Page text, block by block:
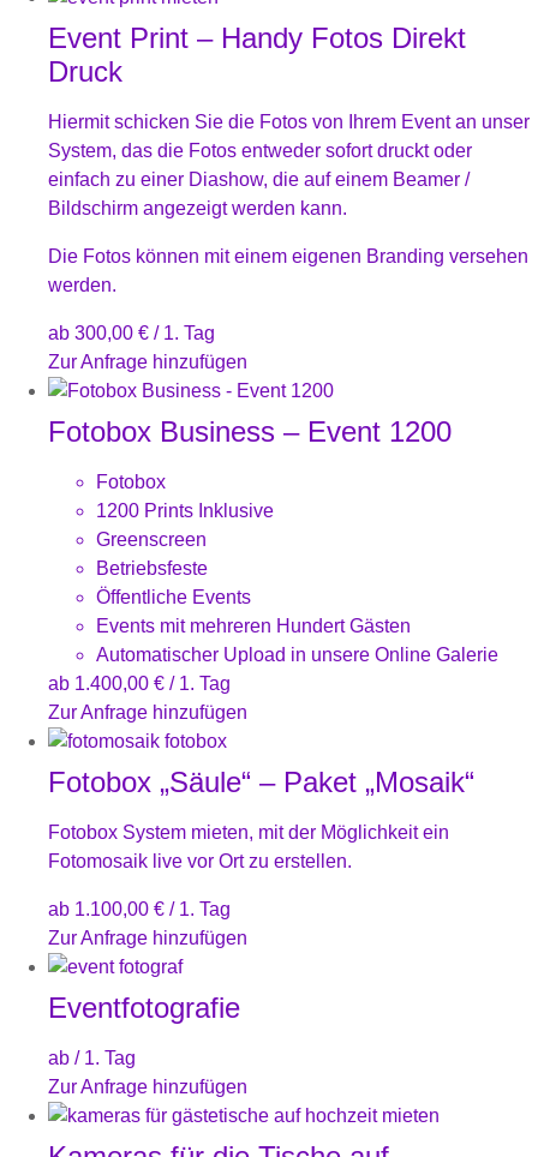
Event Print – Handy Fotos Direkt
Druck
Hiermit schicken Sie die Fotos von Ihrem Event an unser
System, das die Fotos entweder sofort druckt oder
einfach zu einer Diashow, die auf einem Beamer /
Bildschirm angezeigt werden kann.
Die Fotos können mit einem eigenen Branding versehen
werden.
ab 300,00 € / 1. Tag
Zur Anfrage hinzufügen
Fotobox Business – Event 1200
Fotobox
1200 Prints Inklusive
Greenscreen
Betriebsfeste
Öffentliche Events
Events mit mehreren Hundert Gästen
Automatischer Upload in unsere Online Galerie
ab 1.400,00 € / 1. Tag
Zur Anfrage hinzufügen
Fotobox „Säule“ – Paket „Mosaik“
Fotobox System mieten, mit der Möglichkeit ein
Fotomosaik live vor Ort zu erstellen.
ab 1.100,00 € / 1. Tag
Zur Anfrage hinzufügen
Eventfotografie
ab / 1. Tag
Zur Anfrage hinzufügen